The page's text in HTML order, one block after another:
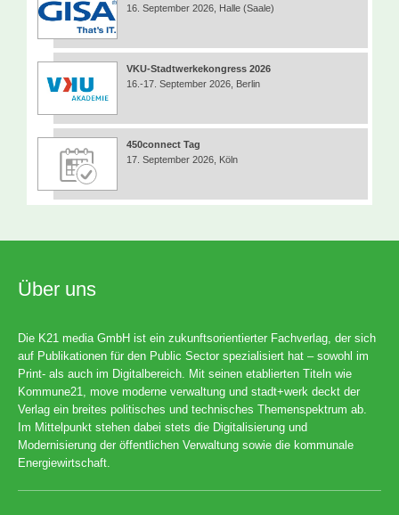
16. September 2026, Halle (Saale)
VKU-Stadtwerkekongress 2026
16.-17. September 2026, Berlin
450connect Tag
17. September 2026, Köln
Über uns
Die K21 media GmbH ist ein zukunftsorientierter Fachverlag, der sich
auf Publikationen für den Public Sector spezialisiert hat – sowohl im
Print- als auch im Digitalbereich. Mit seinen etablierten Titeln wie
Kommune21, move moderne verwaltung und stadt+werk deckt der
Verlag ein breites politisches und technisches Themenspektrum ab.
Im Mittelpunkt stehen dabei stets die Digitalisierung und
Modernisierung der öffentlichen Verwaltung sowie die kommunale
Energiewirtschaft.